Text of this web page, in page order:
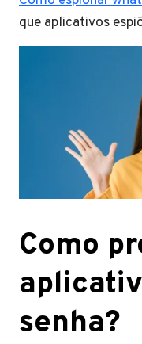
que aplicativos
Como
senha?